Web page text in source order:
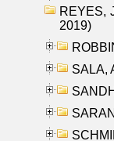
REYES,
2019)
SALA,